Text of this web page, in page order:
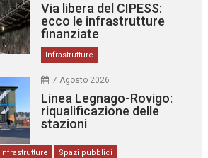
Via libera del CIPESS:
ecco le infrastrutture
finanziate
Infrastrutture
7 Agosto 2026
Linea Legnago-Rovigo:
riqualificazione delle
stazioni
Infrastrutture
Spazi pubblici